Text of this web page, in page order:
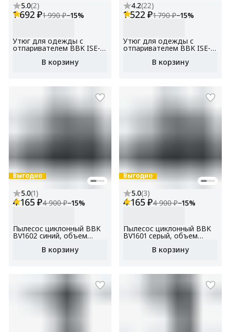
5.0(2)
1 692 ₽1 990 ₽−15%
Утюг для одежды с
отпаривателем BBK ISE-
2411,антипригарное
покрытие, голубой,
мощность 2400 Вт,
отпаривание, функция
В корзину
4.2(22)
1 522 ₽1 790 ₽−15%
Утюг для одежды с
отпаривателем BBK ISE-
2601, антипригарное
покрытие, темно-синий,
мощность 2600 Вт,
отпаривание, функция
В корзину
Выгодно
5.0(1)
4 165 ₽4 900 ₽−15%
Пылесос циклонный BBK
BV1602 синий, объем
пылесборника 2 л,
мощность всасывания 300
Вт, НЕРА фильтр (модель
комплекте
В корзину
Выгодно
5.0(3)
4 165 ₽4 900 ₽−15%
Пылесос циклонный BBK
BV1601 серый, объем
пылесборника 2 л,
мощность всасывания 300
Вт, НЕРА фильтр (модель
комплекте
В корзину